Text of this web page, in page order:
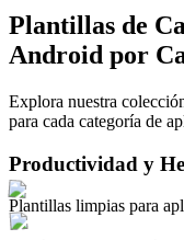
Plantillas de
Android por
Explora nuestra
para cada categoría de
Productividad y
Plantillas limpias para